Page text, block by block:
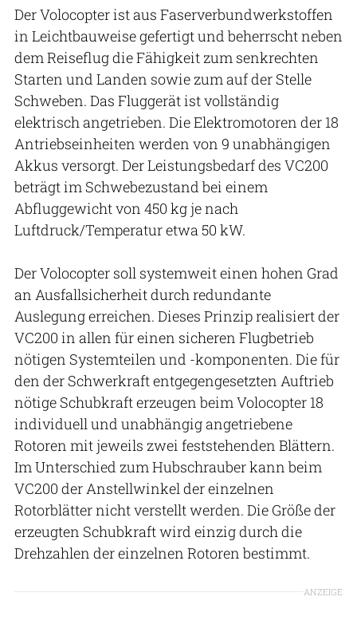
Der Volocopter ist aus Faserverbundwerkstoffen
in Leichtbauweise gefertigt und beherrscht neben
dem Reiseflug die Fähigkeit zum senkrechten
Starten und Landen sowie zum auf der Stelle
Schweben. Das Fluggerät ist vollständig
elektrisch angetrieben. Die Elektromotoren der 18
Antriebseinheiten werden von 9 unabhängigen
Akkus versorgt. Der Leistungsbedarf des VC200
beträgt im Schwebezustand bei einem
Abfluggewicht von 450 kg je nach
Luftdruck/Temperatur etwa 50 kW.
Der Volocopter soll systemweit einen hohen Grad
an Ausfallsicherheit durch redundante
Auslegung erreichen. Dieses Prinzip realisiert der
VC200 in allen für einen sicheren Flugbetrieb
nötigen Systemteilen und -komponenten. Die für
den der Schwerkraft entgegengesetzten Auftrieb
nötige Schubkraft erzeugen beim Volocopter 18
individuell und unabhängig angetriebene
Rotoren mit jeweils zwei feststehenden Blättern.
Im Unterschied zum Hubschrauber kann beim
VC200 der Anstellwinkel der einzelnen
Rotorblätter nicht verstellt werden. Die Größe der
erzeugten Schubkraft wird einzig durch die
Drehzahlen der einzelnen Rotoren bestimmt.
ANZEIGE